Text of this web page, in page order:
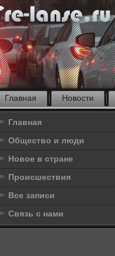
Главная Новости
Главная
Общество и люди
Новое в стране
Происшествия
Все записи
Связь с нами